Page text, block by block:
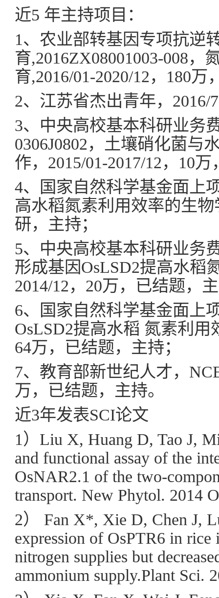
近5 年主持项目：
1、农业部转基因专项抗逆
育,2016ZX08001003-008
育,2016/01-2020/12，180
2、江苏省杰出青年，2016/
3、中央高校基本科研业务
0306J0802，土壤硝化菌与
作，2015/01-2017/12，10
4、国家自然科学基金面上
高水稻氮素利用效率的生物
研，主持；
5、中央高校基本科研业务
形成基因OsLSD2提高水稻
2014/12，20万，已结题，
6、国家自然科学基金面上
OsLSD2提高水稻 氮素利用
64万，已结题，主持；
7、教育部新世纪人才，
万，已结题，主持。
近3年发表SCI论文
1）Liu X, Huang D, Tao J,
and functional assay of the
OsNAR2.1 of the two-
transport. New Phytol. 2014
2） Fan X*, Xie D, Chen J,
expression of OsPTR6 in
nitrogen supplies but
ammonium supply.Plant Sci.